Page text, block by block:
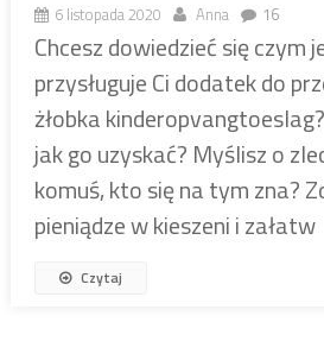
6 listopada 2020 Anna 16
Chcesz dowiedzieć się czym
przysługuje Ci dodatek do
żłobka
jak go uzyskać? Myślisz o
komuś, kto się na tym zna?
pieniądze w kieszeni i załatw
Czytaj